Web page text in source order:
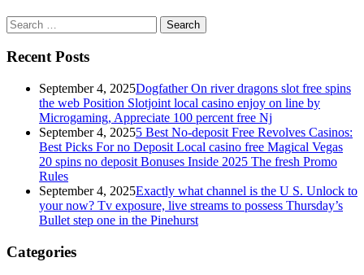
Search
for:
Recent Posts
September 4, 2025Dogfather On river dragons slot free spins
the web Position Slotjoint local casino enjoy on line by
Microgaming, Appreciate 100 percent free Nj
September 4, 20255 Best No-deposit Free Revolves Casinos:
Best Picks For no Deposit Local casino free Magical Vegas
20 spins no deposit Bonuses Inside 2025 The fresh Promo
Rules
September 4, 2025Exactly what channel is the U S. Unlock to
your now? Tv exposure, live streams to possess Thursday’s
Bullet step one in the Pinehurst
Categories